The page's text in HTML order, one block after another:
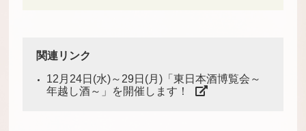
関連リンク
12月24日(水)～29日(月)「東日本酒博覧会～
年越し酒～」を開催します！